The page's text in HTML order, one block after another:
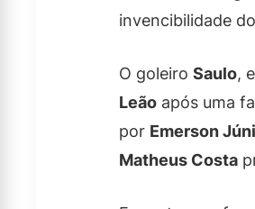
invencibilidade
O goleiro Saulo,
Leão após uma
por Emerson
Matheus Costa